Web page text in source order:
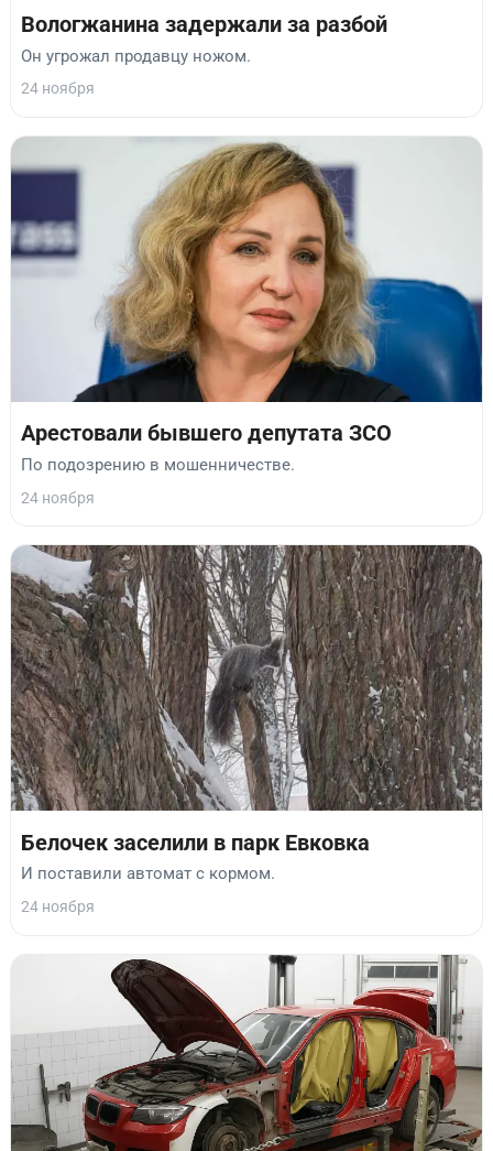
Вологжанина задержали за разбой
Он угрожал продавцу ножом.
24 ноября
Арестовали бывшего депутата ЗСО
По подозрению в мошенничестве.
24 ноября
Белочек заселили в парк Евковка
И поставили автомат с кормом.
24 ноября